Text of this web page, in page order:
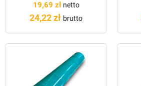
123folia.pl
19,69 złnetto
24,22 zł brutto